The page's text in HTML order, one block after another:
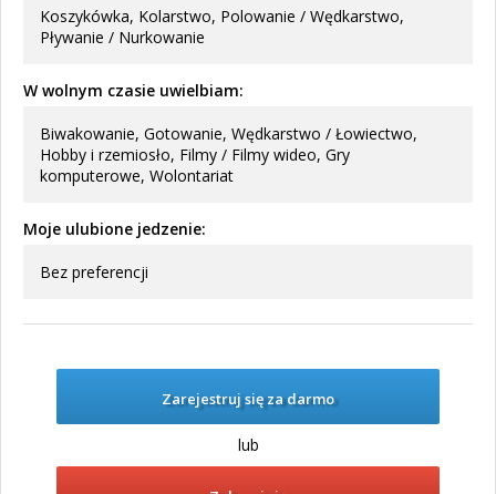
Koszykówka, Kolarstwo, Polowanie / Wędkarstwo,
Pływanie / Nurkowanie
W wolnym czasie uwielbiam:
Biwakowanie, Gotowanie, Wędkarstwo / Łowiectwo,
Hobby i rzemiosło, Filmy / Filmy wideo, Gry
komputerowe, Wolontariat
Moje ulubione jedzenie:
Bez preferencji
Zarejestruj się za darmo
lub